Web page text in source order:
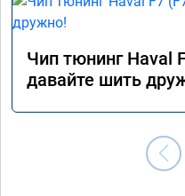
Чип тюнинг Haval
давайте шить